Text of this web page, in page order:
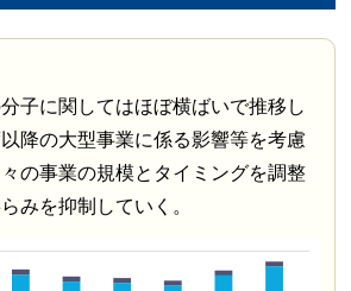
子に関してはほぼ横ばいで推移し
降の大型事業に係る影響等を考慮
の事業の規模とタイミングを調整
みを抑制していく。